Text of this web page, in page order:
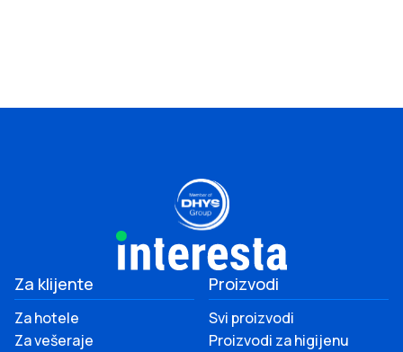
Za klijente
Za hotele
Za vešeraje
Proizvodi
Svi proizvodi
Proizvodi za higijenu